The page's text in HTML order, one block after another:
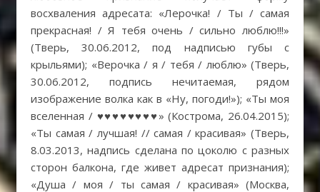
восхваления адресата: «Лерочка! / Ты / самая
прекрасная! / Я тебя очень / сильно люблю!!!»
(Тверь, 30.06.2012, под надписью губы с
крыльями); «Верочка / я / тебя / люблю» (Тверь,
30.06.2012, подпись нечитаемая, рядом
изображение волка как в «Ну, погоди!»); «Ты моя
вселенная / ♥♥♥♥♥♥♥♥» (Кострома, 26.04.2015);
«Ты самая / лучшая! // самая / красивая» (Тверь,
8.03.2013, надпись сделана по цоколю с разных
сторон балкона, где живет адресат признания);
«Душа / моя / ты самая / красивая» (Москва,